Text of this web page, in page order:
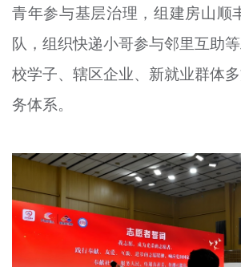
青年参与基层治理，组建房山顺
队，组织快递小哥参与邻里互助
校学子、辖区企业、新就业群体
务体系。